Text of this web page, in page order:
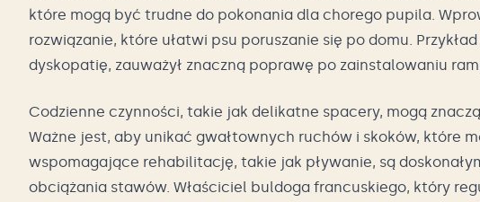
które mogą być trudne do pokonania dla chorego pupila.
rozwiązanie, które ułatwi psu poruszanie się po domu.
dyskopatię, zauważył znaczną poprawę po zainstalowaniu
Codzienne czynności, takie jak delikatne spacery, mogą
Ważne jest, aby unikać gwałtownych ruchów i skoków, które
wspomagające rehabilitację, takie jak pływanie, są
obciążania stawów. Właściciel buldoga francuskiego, który